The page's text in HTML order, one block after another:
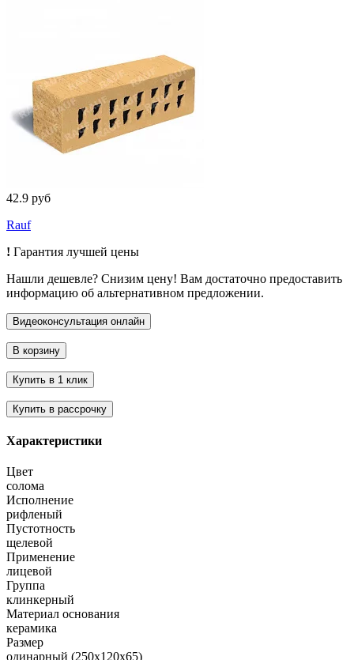
42.9 руб
Rauf
! Гарантия лучшей цены
Нашли дешевле? Снизим цену! Вам достаточно предоставить
информацию об альтернативном предложении.
Характеристики
Цвет
солома
Исполнение
рифленый
Пустотность
щелевой
Применение
лицевой
Группа
клинкерный
Материал основания
керамика
Размер
одинарный (250х120х65)